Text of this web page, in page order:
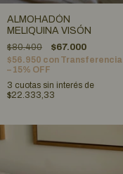
ALMOHADÓN
MELIQUINA VISÓN
$80.400
$67.000
$56.950 con Transferencia
– 15% OFF
3 cuotas sin interés de
$22.333,33